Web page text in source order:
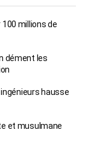
millions de
dément les
hausse
et musulmane